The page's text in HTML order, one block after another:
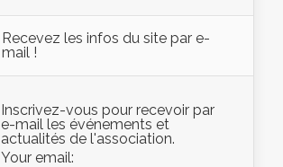
Recevez les infos du site par e-
mail !
Inscrivez-vous pour recevoir par
e-mail les événements et
actualités de l'association.
Your email: